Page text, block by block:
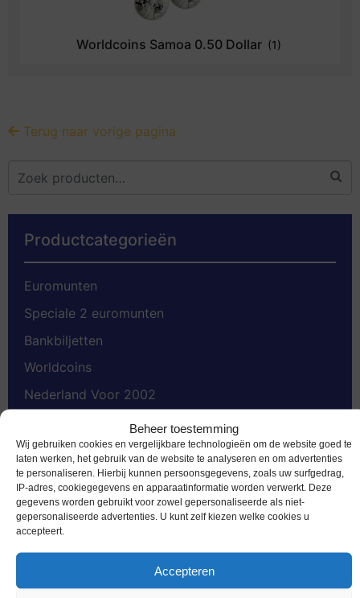
Beheer toestemming
Wij gebruiken cookies en vergelijkbare technologieën om de website goed te
laten werken, het gebruik van de website te analyseren en om advertenties
te personaliseren. Hierbij kunnen persoonsgegevens, zoals uw surfgedrag,
IP-adres, cookiegegevens en apparaatinformatie worden verwerkt. Deze
gegevens worden gebruikt voor zowel gepersonaliseerde als niet-
gepersonaliseerde advertenties. U kunt zelf kiezen welke cookies u
accepteert.
Accepteren
Worldcoins Samoa 0.50 Dollar (1)
Terug naar vorige pagina
Productcategorieën
Euromunten
Speciale 2 euromunten
Bankbiljetten
Worldcoins
Nederland Voor 2002
Dukaten
Penningen
Accessoires